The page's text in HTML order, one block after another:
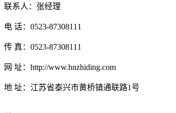
联系人：张经理
电 话：0523-87308111
传 真：0523-87308111
网 址：http://www.hnzhiding.com
地 址：江苏省泰兴市黄桥镇通联路1号